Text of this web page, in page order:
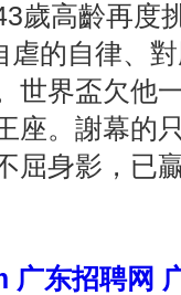
歲高齡再度
的自律、
世界盃欠他
座。謝幕的
屈身影，已
东招聘网